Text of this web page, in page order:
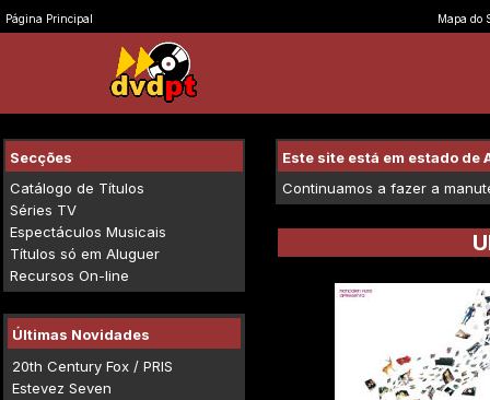
Página Principal Mapa do
Secções
Catálogo de Títulos
Séries TV
Espectáculos Musicais
Títulos só em Aluguer
Recursos On-line
Últimas Novidades
20th Century Fox / PRIS
Estevez Seven
Este site está em estado de
Continuamos a fazer a